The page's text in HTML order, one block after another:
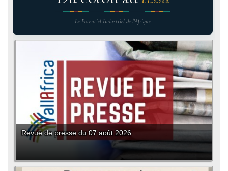
Le Potentiel Industriel de l'Afrique
Revue de presse du 07 août 2026